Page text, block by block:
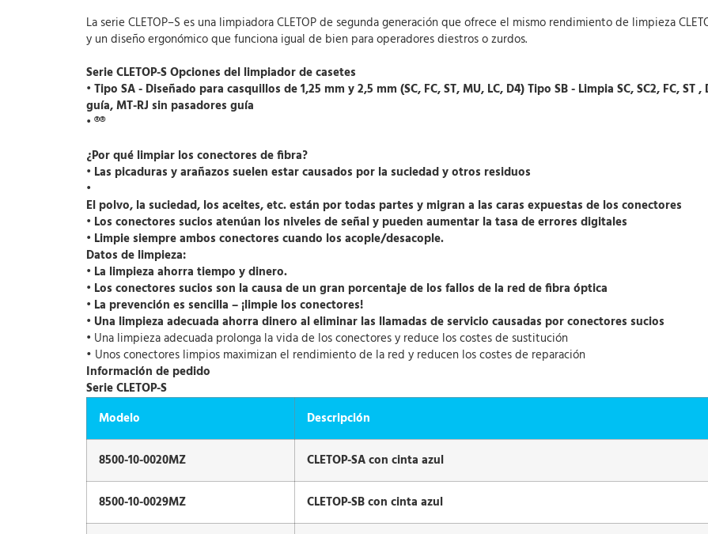
La serie CLETOP–S es una limpiadora CLETOP de segunda generación que ofrece el mismo rendimiento de limpieza
y un diseño ergonómico que funciona igual de bien para operadores diestros o zurdos.
Serie CLETOP-S Opciones del limpiador de casetes
• Tipo SA - Diseñado para casquillos de 1,25 mm y 2,5 mm (SC, FC, ST, MU, LC, D4) Tipo SB - Limpia SC, SC2, FC, ST
guía, MT-RJ sin pasadores guía
• ®®
¿Por qué limpiar los conectores de fibra?
• Las picaduras y arañazos suelen estar causados por la suciedad y otros residuos
•
El polvo, la suciedad, los aceites, etc. están por todas partes y migran a las caras expuestas de los conectores
• Los conectores sucios atenúan los niveles de señal y pueden aumentar la tasa de errores digitales
• Limpie siempre ambos conectores cuando los acople/desacople.
Datos de limpieza:
• La limpieza ahorra tiempo y dinero.
• Los conectores sucios son la causa de un gran porcentaje de los fallos de la red de fibra óptica
• La prevención es sencilla – ¡limpie los conectores!
• Una limpieza adecuada ahorra dinero al eliminar las llamadas de servicio causadas por conectores sucios
• Una limpieza adecuada prolonga la vida de los conectores y reduce los costes de sustitución
• Unos conectores limpios maximizan el rendimiento de la red y reducen los costes de reparación
Información de pedido
Serie CLETOP-S
Modelo
Descripción
8500-10-0020MZ CLETOP-SA con cinta azul
8500-10-0029MZ CLETOP-SB con cinta azul